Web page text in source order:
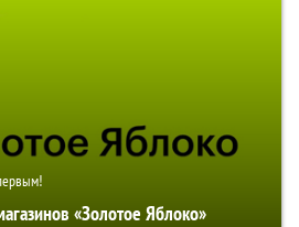
«Золотое Яблоко»